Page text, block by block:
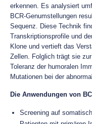
erkennen. Es analysiert
BCR-Genumstellungen
Sequenz. Diese Technik
Transkriptionsprofile und
Klone und vertieft das
Zellen. Folglich trägt sie
Toleranz der humoralen
Mutationen bei der
Die Anwendungen von
Screening auf